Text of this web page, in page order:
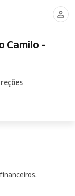
Camilo -